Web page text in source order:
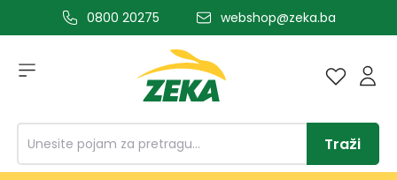
glavni sadržaj0800 20275 webshop@zeka.ba
Traži